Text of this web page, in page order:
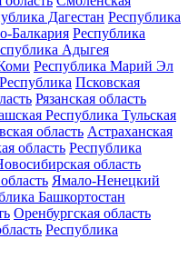
Дагестан Республика
Балкария Республика
Адыгея
Республика Марий Эл
Псковская
Рязанская область
Республика Тульская
область Астраханская
область Республика
область
Ямало-Ненецкий
Башкортостан
Оренбургская область
Республика